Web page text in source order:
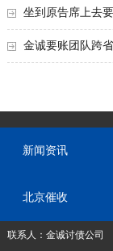
坐到原告席上去
金诚要账团队跨
新闻资讯
北京催收
联系人：金诚讨债公司